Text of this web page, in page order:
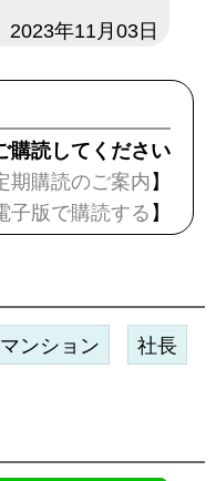
2023年11月03日
購読してください
期購読のご案内 】
子版で購読する 】
マンション 社長